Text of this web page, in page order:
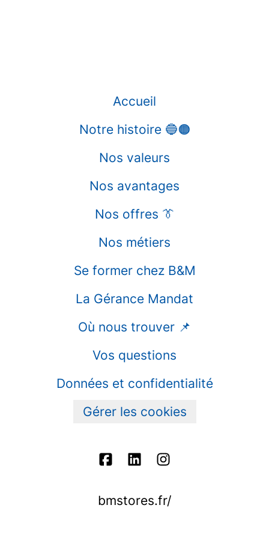
Accueil
Notre histoire 🔵🟠
Nos valeurs
Nos avantages
Nos offres 👔
Nos métiers
Se former chez B&M
La Gérance Mandat
Où nous trouver 📌
Vos questions
Données et confidentialité
Gérer les cookies
bmstores.fr/